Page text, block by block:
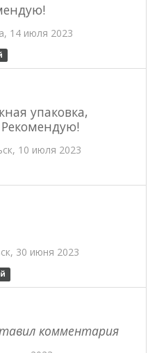
14 июля 2023
упаковка,
10 июля 2023
30 июня 2023
комментария